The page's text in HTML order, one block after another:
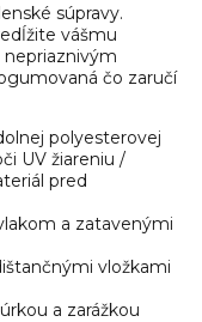
súpravy.
vášmu
čo zaručí
polyesterovej
UV žiareniu /
pred
a zatavenými
vložkami
a zarážkou